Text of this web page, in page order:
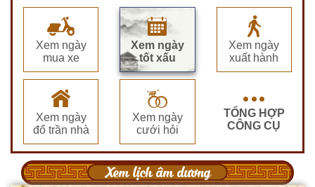
Xem ngày
mua xe
Xem ngày
tốt xấu
Xem ngày
xuất hành
Xem ngày
đổ trần nhà
Xem ngày
cưới hỏi
TỔNG HỢP
CÔNG CỤ
Xem lịch âm dương